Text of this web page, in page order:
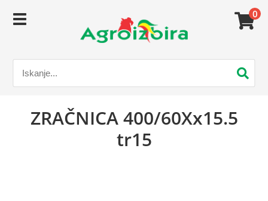
0
ZRAČNICA 400/60Xx15.5
tr15